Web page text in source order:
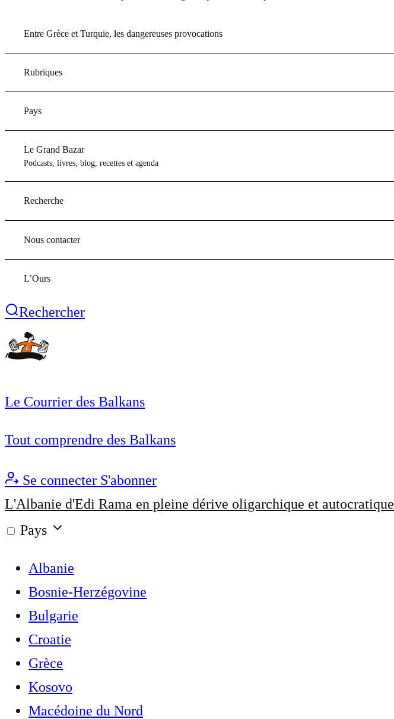
Entre Grèce et Turquie, les dangereuses provocations
Rubriques
Pays
Le Grand Bazar
Podcasts, livres, blog, recettes et agenda
Recherche
Nous contacter
L’Ours
Rechercher
Le Courrier des Balkans
Tout comprendre des Balkans
Se connecter S'abonner
L'Albanie d'Edi Rama en pleine dérive oligarchique et autocratique
Pays
Albanie
Bosnie-Herzégovine
Bulgarie
Croatie
Grèce
Kosovo
Macédoine du Nord